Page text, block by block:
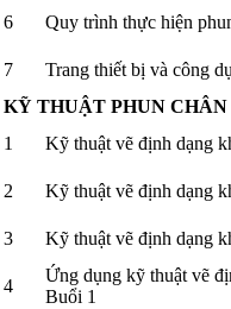
6
Quy trình thực hiện
7
Trang thiết bị và công
KỸ THUẬT PHUN
1
Kỹ thuật vẽ định dạng
2
Kỹ thuật vẽ định dạng
3
Kỹ thuật vẽ định dạng
4
Ứng dụng kỹ thuật vẽ
Buổi 1